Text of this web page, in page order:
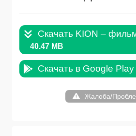
Скачать KION –
40.47 MB
Скачать в Google Play
Жалоба/